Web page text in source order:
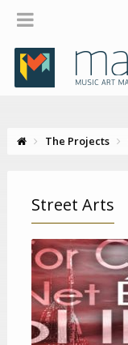
The Projects
Street Arts